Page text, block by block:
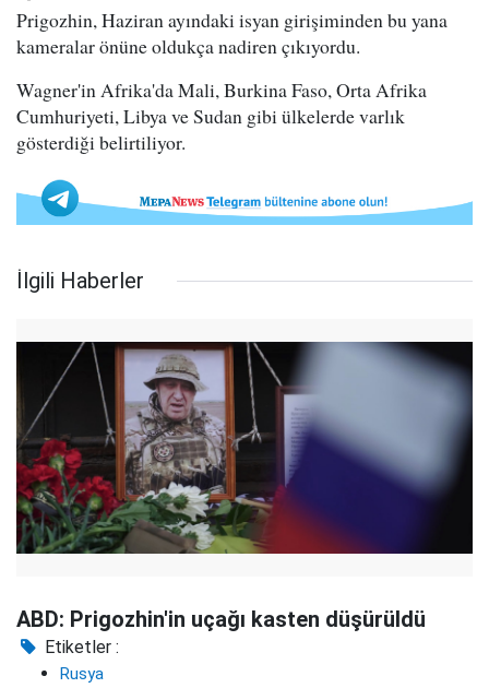
Prigozhin, Haziran ayındaki isyan girişiminden bu yana
kameralar önüne oldukça nadiren çıkıyordu.
Wagner'in Afrika'da Mali, Burkina Faso, Orta Afrika
Cumhuriyeti, Libya ve Sudan gibi ülkelerde varlık
gösterdiği belirtiliyor.
İlgili Haberler
ABD: Prigozhin'in uçağı kasten düşürüldü
Etiketler :
Rusya